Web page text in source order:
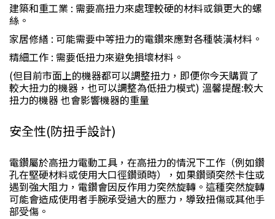
建築和重工業 : 需要高扭力來處理較硬的材料或鎖更大的螺
絲。
家居修繕 : 可能需要中等扭力的電鑽來應對各種裝潢材料。
精細工作 : 需要低扭力來避免損壞材料。
(但目前市面上的機器都可以調整扭力，即便你今天購買了
較大扭力的機器，也可以調整為低扭力模式) 溫馨提醒:較大
扭力的機器 也會影響機器的重量
安全性(防扭手設計)
電鑽屬於高扭力電動工具，在高扭力的情況下工作（例如鑽
孔在堅硬材料或使用大口徑鑽頭時），如果鑽頭突然卡住或
遇到強大阻力，電鑽會因反作用力突然旋轉。這種突然旋轉
可能會造成使用者手腕承受過大的壓力，導致扭傷或其他手
部受傷。